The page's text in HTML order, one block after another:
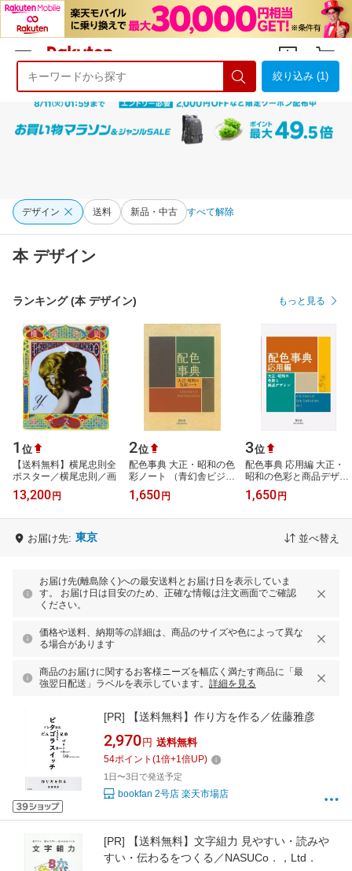
ようこそ 楽天市場へ ログイン
絞り込み (1)
デザイン 送料 新品・中古 すべて解除
本 デザイン
ランキング (本 デザイン) もっと見る
1 位
【送料無料】横尾忠則全
ポスター／横尾忠則／画
13,200 円
2位
配色事典 大正・昭和の色
彩ノート （青幻舎ビジュ
アル文庫シリーズ） [ 和
田三造 ]
1,650 円
3位
配色事典 応用編 大正・
昭和の色彩と商品デザイ
ン （青幻舎ビジュアル文
庫シリーズ） [ 和田三造 ]
1,650 円
お届け先: 東京 並べ替え
お届け先(離島除く)への最安送料とお届け日を表示していま
す。 お届け日は目安のため、正確な情報は注文画面でご確認
ください。
価格や送料、納期等の詳細は、商品のサイズや色によって異な
る場合があります
商品のお届けに関するお客様ニーズを幅広く満たす商品に「最
強翌日配送」ラベルを表示しています。 詳細を見る
[PR] 【送料無料】作り方を作る／佐藤雅彦
2,970 円 送料無料
54ポイント (1倍+1倍UP)
1日〜3日で発送予定
bookfan 2号店 楽天市場店
[PR]
【送料無料】文字組力 見やすい・読みや
すい・伝わるをつくる／NASUCo．，Ltd．